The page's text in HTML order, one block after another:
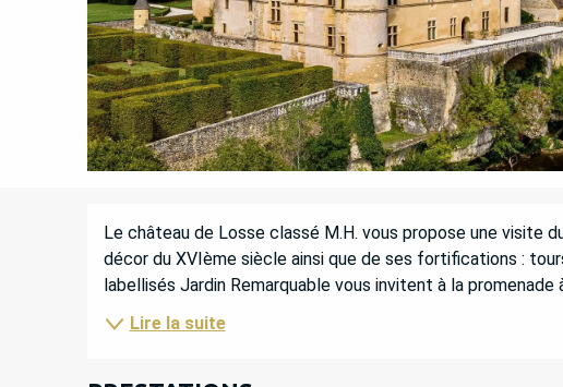
DESCRIPTION
Le château de Losse classé M.H. vous propose une visite
décor du XVIème siècle ainsi que de ses fortifications :
labellisés Jardin Remarquable vous invitent à la promenade
Lire la suite